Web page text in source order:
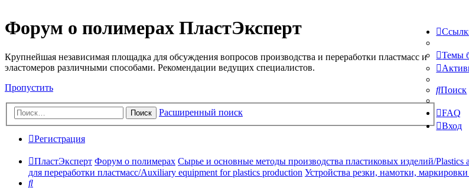
Форум о полимерах ПластЭксперт
Крупнейшая независимая площадка для обсуждения вопросов производства и переработки пластмасс и
эластомеров различными способами. Рекомендации ведущих специалистов.
Пропустить
Поиск Расширенный поиск
Темы
Поиск
FAQ
Вход
Регистрация
ПластЭксперт Форум о полимерах Сырье и основные методы производства пластиковых изделий/Plastics
для переработки пластмасс/Auxiliary equipment for plastics production Устройства резки, намотки,
Поиск